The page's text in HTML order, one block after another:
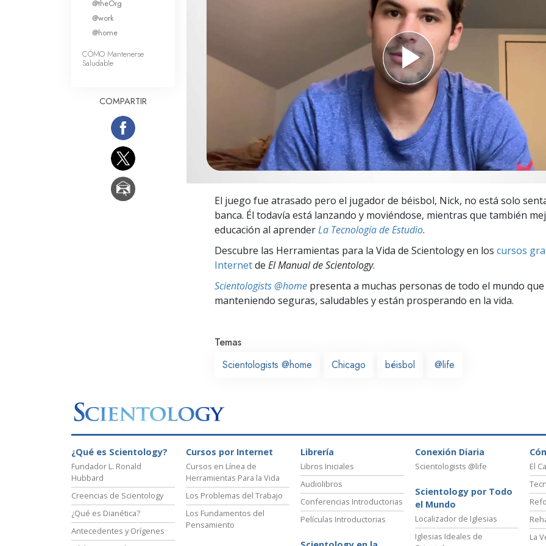
El juego fue atrasado pero el jugador de béisbol, Nick, no está solo
banca. Él todavía está lanzando y moviéndose, mientras que también
educación al aprenderLa Tecnología de Estudio.
Descubre las Herramientas para la Vida de Scientology en los cursos
Internetde El Manual de Scientology.
Scientologists @home presenta a muchas personas de todo el mundo
manteniendo seguras, saludables y están prosperando en la vida.
Temas
Scientologists @home
Chicago béisbol @life
@theOrg
@work
@home
CÓMO Mantenerse
Saludable
COMPARTIR
¿Qué es Scientology?
Fundador L. Ronald
Hubbard
Creencias de Scientology
¿Qué es Dianética?
Antecedentes y Orígenes
Cursos por Internet
Cursos en Línea de
Herramientas Para la Vida
Los Problemas del Trabajo
Los Fundamentos del
Pensamiento
Librería
Libros Iniciales
Audiolibros
Conferencias Introductorias
Películas Introductorias
Conexión Diaria
Scientologists @life
Scientology por Todo
el Mundo
Localizador de Iglesias
Iglesias Ideales de
El
La